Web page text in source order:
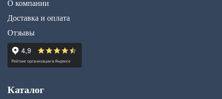
О компании
Доставка и оплата
Отзывы
Каталог